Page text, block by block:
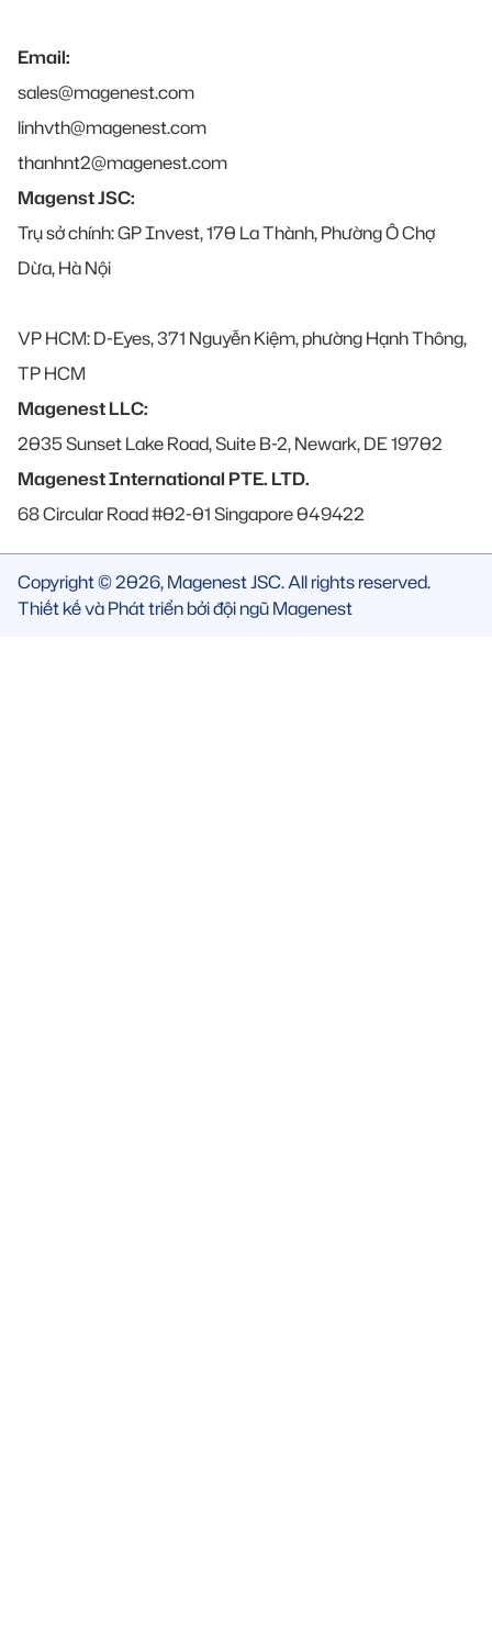
Email:
sales@magenest.com
linhvth@magenest.com
thanhnt2@magenest.com
Magenst JSC:
Trụ sở chính: GP Invest, 170 La Thành, Phường Ô Chợ
Dừa, Hà Nội
VP HCM: D-Eyes, 371 Nguyễn Kiệm, phường Hạnh Thông,
TP HCM
Magenest LLC:
2035 Sunset Lake Road, Suite B-2, Newark, DE 19702
Magenest International PTE. LTD.
68 Circular Road #02-01 Singapore 049422
Copyright © 2026, Magenest JSC. All rights reserved.
Thiết kế và Phát triển bởi đội ngũ Magenest